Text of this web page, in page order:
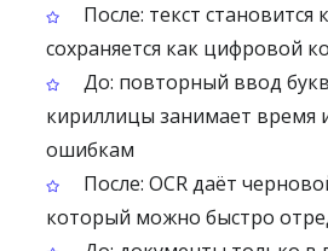
После: текст
сохраняется как цифровой
До: повторный ввод
кириллицы занимает время
ошибкам
После: OCR даёт
который можно быстро